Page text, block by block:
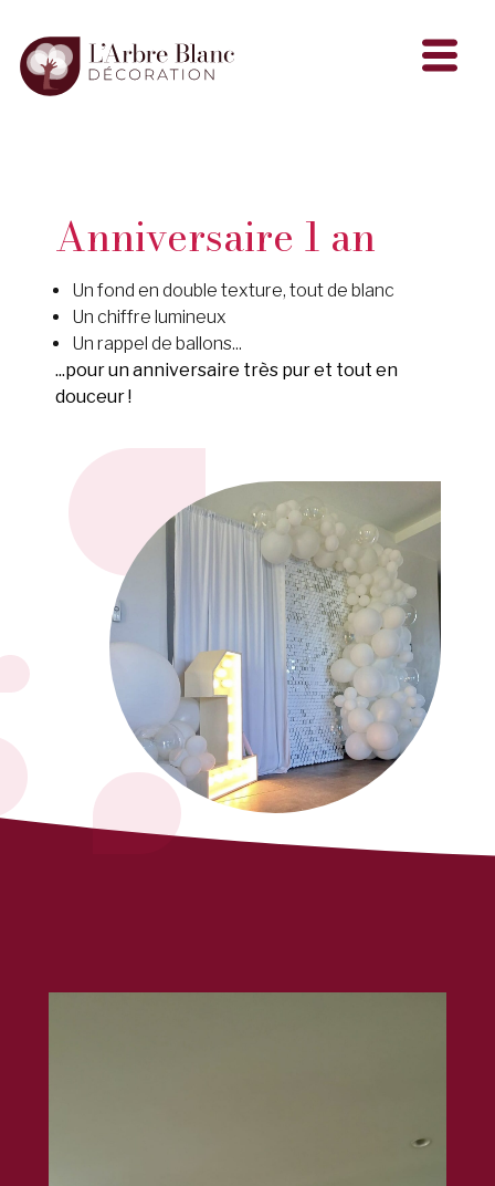
Anniversaire 1 an
Un fond en double texture, tout de blanc
Un chiffre lumineux
Un rappel de ballons...
...pour un anniversaire très pur et tout en
douceur !